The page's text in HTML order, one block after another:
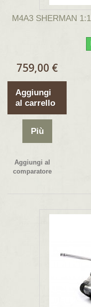
M4A3 SHERMAN
759,00 €
Aggiungi
al carrello
Più
Aggiungi al
comparatore